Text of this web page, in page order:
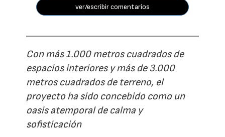
ver/escribir comentarios
Con más 1.000 metros cuadrados de
espacios interiores y más de 3.000
metros cuadrados de terreno, el
proyecto ha sido concebido como un
oasis atemporal de calma y
sofisticación